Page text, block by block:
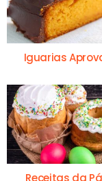
Iguarias
Receitas da